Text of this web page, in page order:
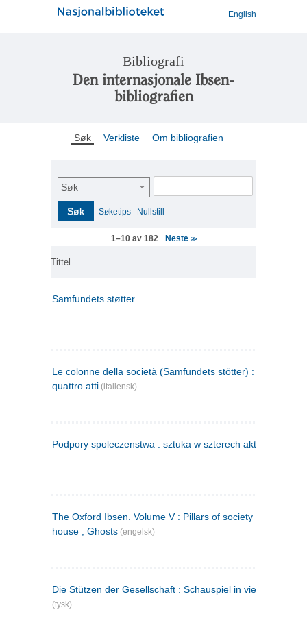
English
Bibliografi
Den internasjonale Ibsen-
bibliografien
Søk Verkliste Om bibliografien
Søk
Søk Søketips Nullstill
1–10 av 182 Neste >>
Tittel
Samfundets støtter
Le colonne della società (Samfundets stötter) : commedia
quattro atti (italiensk)
Podpory spoleczenstwa : sztuka w szterech aktach
The Oxford Ibsen. Volume V : Pillars of society ; A doll's
house ; Ghosts (engelsk)
Die Stützen der Gesellschaft : Schauspiel in vier Aufzügen
(tysk)